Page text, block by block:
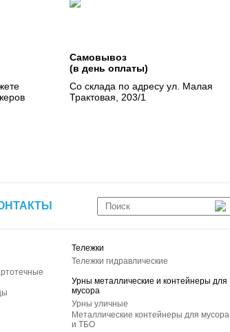
Самовывоз
(в день оплаты)
Со склада по адресу ул. Малая
Трактовая, 203/1
Тележки
Тележки гидравлические
Урны металлические и контейнеры для
мусора
Урны уличные
Металлические контейнеры для мусора
и ТБО